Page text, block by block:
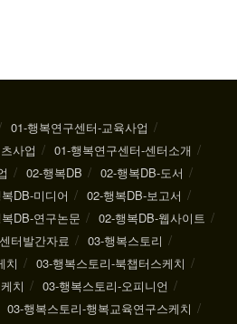
01-행복연구센터-교육사업
사업
01-행복연구센터-센터소개
02-행복DB
02-행복DB-도서
DB-미디어
02-행복DB-보고서
DB-연구논문
02-행복DB-웹사이트
터발간자료
03-행복스토리
치
03-행복스토리-북챕터스케치
치
03-행복스토리-오피니언
03-행복스토리-행복교육연구스케치